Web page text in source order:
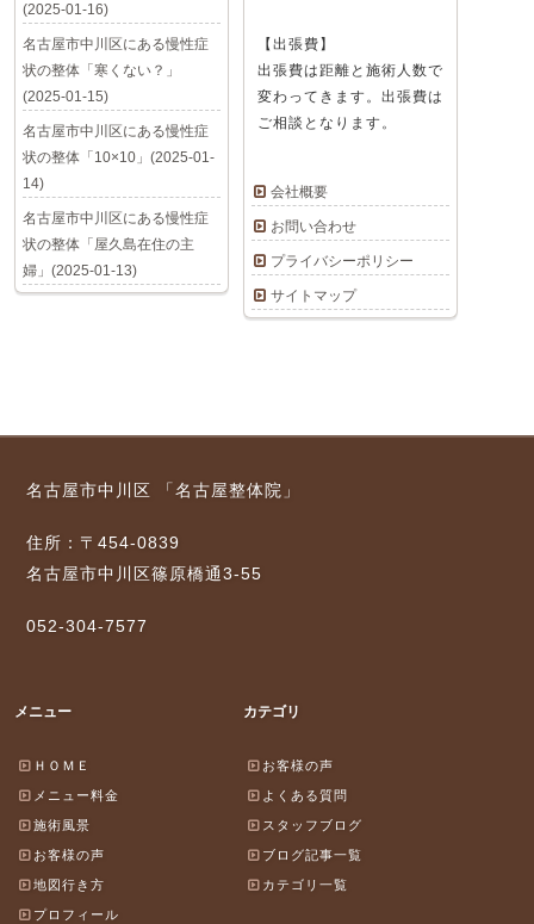
【出張費】
出張費は距離と施術人数で
変わってきます。出張費は
ご相談となります。
会社概要
お問い合わせ
プライバシーポリシー
サイトマップ
(2025-01-16)
名古屋市中川区にある慢性症
状の整体「寒くない？」
(2025-01-15)
名古屋市中川区にある慢性症
状の整体「10×10」(2025-01-
14)
名古屋市中川区にある慢性症
状の整体「屋久島在住の主
婦」(2025-01-13)
名古屋市中川区 「名古屋整体院」
住所：〒454-0839
名古屋市中川区篠原橋通3-55
052-304-7577
メニュー
ＨＯＭＥ
メニュー料金
施術風景
お客様の声
地図行き方
プロフィール
カテゴリ
お客様の声
よくある質問
スタッフブログ
ブログ記事一覧
カテゴリ一覧